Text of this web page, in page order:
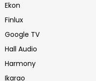
Ekon
Finlux
Google TV
Hall Audio
Harmony
Ikarao